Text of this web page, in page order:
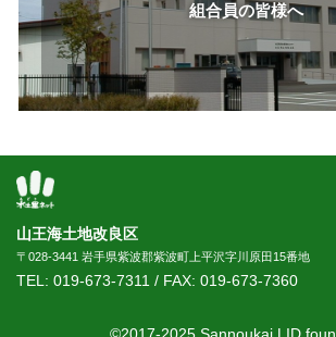
組合員の皆様へ
山王海土地改良区
〒028-3441 岩手県紫波郡紫波町上平沢字川原田15番地
TEL: 019-673-7311 / FAX: 019-673-7360